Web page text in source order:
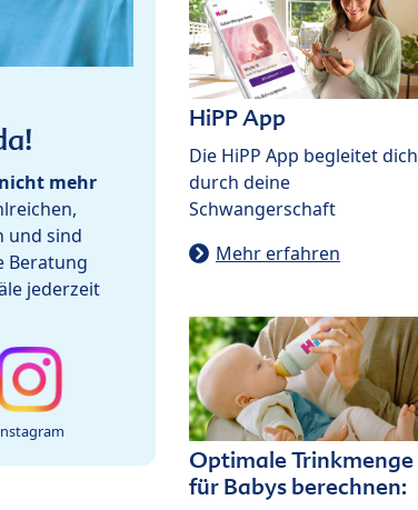
mehr
und sind
Beratung
jederzeit
HiPP App
Die HiPP App begleitet dich
durch deine
Schwangerschaft
Mehr erfahren
Optimale Trinkmenge
für Babys berechnen: